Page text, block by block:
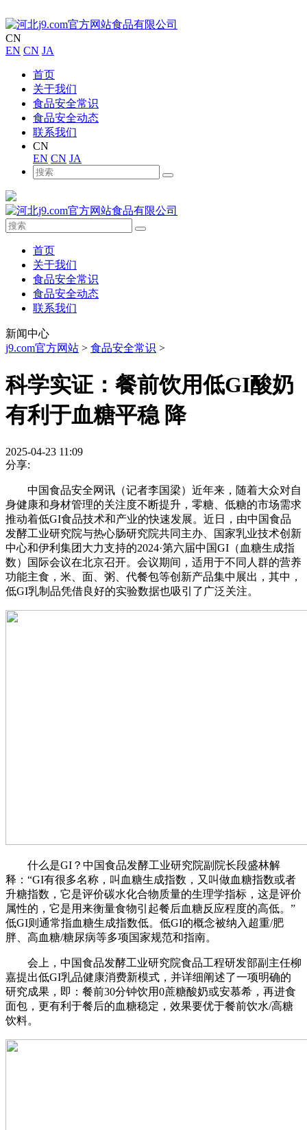
CN
EN CN JA
首页
关于我们
食品安全常识
食品安全动态
联系我们
CN
EN CN JA
首页
关于我们
食品安全常识
食品安全动态
联系我们
新闻中心
j9.com官方网站 > 食品安全常识 >
科学实证：餐前饮用低GI酸奶
有利于血糖平稳 降
2025-04-23 11:09
分享:
中国食品安全网讯（记者李国梁）近年来，随着大众对自
身健康和身材管理的关注度不断提升，零糖、低糖的市场需求
推动着低GI食品技术和产业的快速发展。近日，由中国食品
发酵工业研究院与热心肠研究院共同主办、国家乳业技术创新
中心和伊利集团大力支持的2024·第六届中国GI（血糖生成指
数）国际会议在北京召开。会议期间，适用于不同人群的营养
功能主食，米、面、粥、代餐包等创新产品集中展出，其中，
低GI乳制品凭借良好的实验数据也吸引了广泛关注。
什么是GI？中国食品发酵工业研究院副院长段盛林解
释：“GI有很多名称，叫血糖生成指数，又叫做血糖指数或者
升糖指数，它是评价碳水化合物质量的生理学指标，这是评价
属性的，它是用来衡量食物引起餐后血糖反应程度的高低。”
低GI则通常指血糖生成指数低。低GI的概念被纳入超重/肥
胖、高血糖/糖尿病等多项国家规范和指南。
会上，中国食品发酵工业研究院食品工程研发部副主任柳
嘉提出低GI乳品健康消费新模式，并详细阐述了一项明确的
研究成果，即：餐前30分钟饮用0蔗糖酸奶或安慕希，再进食
面包，更有利于餐后的血糖稳定，效果要优于餐前饮水/高糖
饮料。